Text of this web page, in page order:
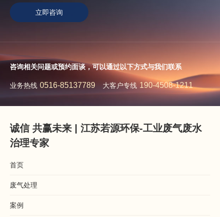
立即咨询
咨询相关问题或预约面谈，可以通过以下方式与我们联系
业务热线 0516-85137789 大客户专线 190-4508-1211
诚信 共赢未来 | 江苏若源环保-工业废气废水
治理专家
首页
废气处理
案例